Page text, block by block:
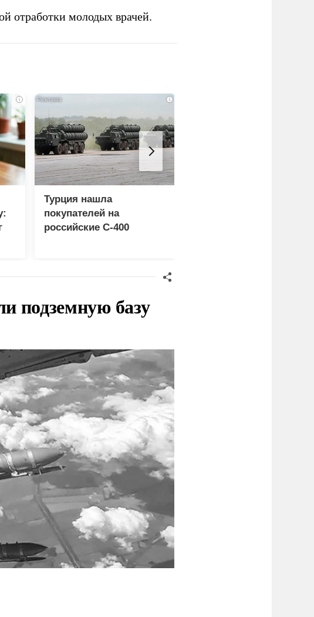
отработки молодых врачей.
i i
Турция нашла
покупателей на
российские C-400
подземную базу